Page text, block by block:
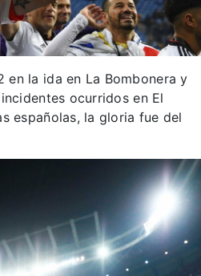
en la ida en La Bombonera y
ocurridos en El
españolas, la gloria fue del